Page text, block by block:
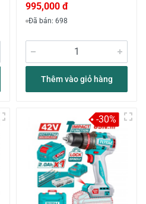
995,000 đ
Đã bán: 698
Thêm vào giỏ hàng
-30%